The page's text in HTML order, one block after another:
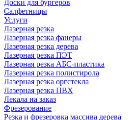
Доски для бургеров
Салфетницы
Услуги
Лазерная резка
Лазерная резка фанеры
Лазерная резка дерева
Лазерная резка ПЭТ
Лазерная резка АБС-пластика
Лазерная резка полистирола
Лазерная резка оргстекла
Лазерная резка ПВХ
Лекала на заказ
Фрезерование
Резка и фрезеровка массива дерева